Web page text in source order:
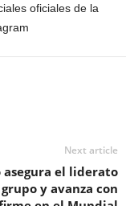
oficiales de la
Next article
asegura el liderato
y avanza con